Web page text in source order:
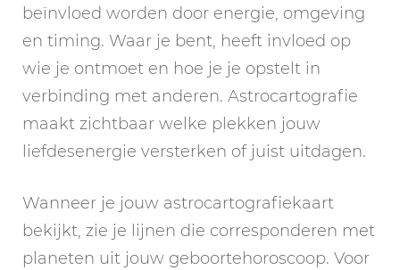
beïnvloed worden door energie, omgeving
en timing. Waar je bent, heeft invloed op
wie je ontmoet en hoe je je opstelt in
verbinding met anderen. Astrocartografie
maakt zichtbaar welke plekken jouw
liefdesenergie versterken of juist uitdagen.
Wanneer je jouw astrocartografiekaart
bekijkt, zie je lijnen die corresponderen met
planeten uit jouw geboortehoroscoop. Voor